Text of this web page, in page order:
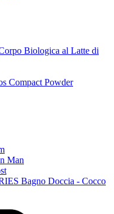
Biologica al Latte di
Compact Powder
Man
Bagno Doccia - Cocco